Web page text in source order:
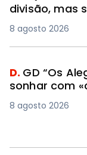
divisão, mas
8 agosto 2026
D. GD “Os
sonhar com
8 agosto 2026